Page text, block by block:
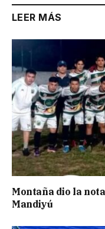
LEER MÁS
Montaña dio la
Mandiyú